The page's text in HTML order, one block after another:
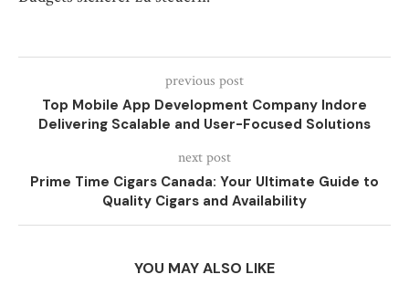
previous post
Top Mobile App Development Company Indore
Delivering Scalable and User-Focused Solutions
next post
Prime Time Cigars Canada: Your Ultimate Guide to
Quality Cigars and Availability
YOU MAY ALSO LIKE